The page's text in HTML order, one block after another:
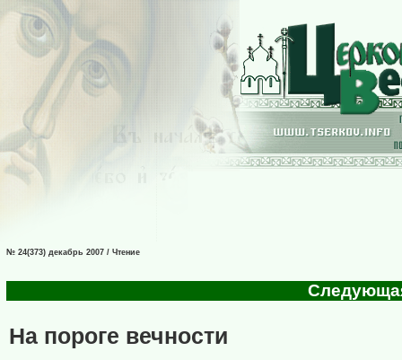
№ 24(373) декабрь 2007 / Чтение
На пороге вечности